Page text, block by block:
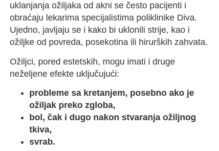
uklanjanja ožiljaka od akni se često pacijenti i
obraćaju lekarima specijalistima poliklinike Diva.
Ujedno, javljaju se i kako bi uklonili strije, kao i
ožiljke od povreda, posekotina ili hirurških zahvata.
Ožiljci, pored estetskih, mogu imati i druge
neželjene efekte uključujući:
probleme sa kretanjem, posebno ako je
ožiljak preko zgloba,
bol, čak i dugo nakon stvaranja ožiljnog
tkiva,
svrab.